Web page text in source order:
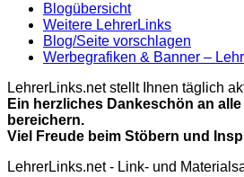
Blogübersicht
Weitere LehrerLinks
Blog/Seite vorschlagen
Werbegrafiken & Banner –
LehrerLinks.net stellt Ihnen täglich
Ein herzliches Dankeschön an
bereichern.
Viel Freude beim Stöbern und
LehrerLinks.net - Link- und